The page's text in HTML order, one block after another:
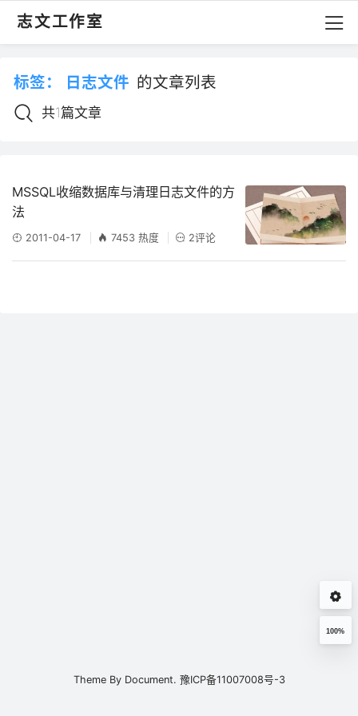
志文工作室
标签： 日志文件 的文章列表
共1篇文章
MSSQL收缩数据库与清理日志文件的方
法
2011-04-17 7453 热度 2评论
100%
Theme By Document. 豫ICP备11007008号-3